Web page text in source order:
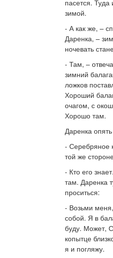
пасется. Туда
зимой.
- А как же, –
Даренка, –
ночевать
- Там, –
зимний
ложков
Хороший
очагом, с
Хорошо там.
Даренка
- Серебряное
той же
- Кто его
там. Даренка
проситься:
- Возьми
собой. Я в
буду. Может,
копытце
я и погляжу.